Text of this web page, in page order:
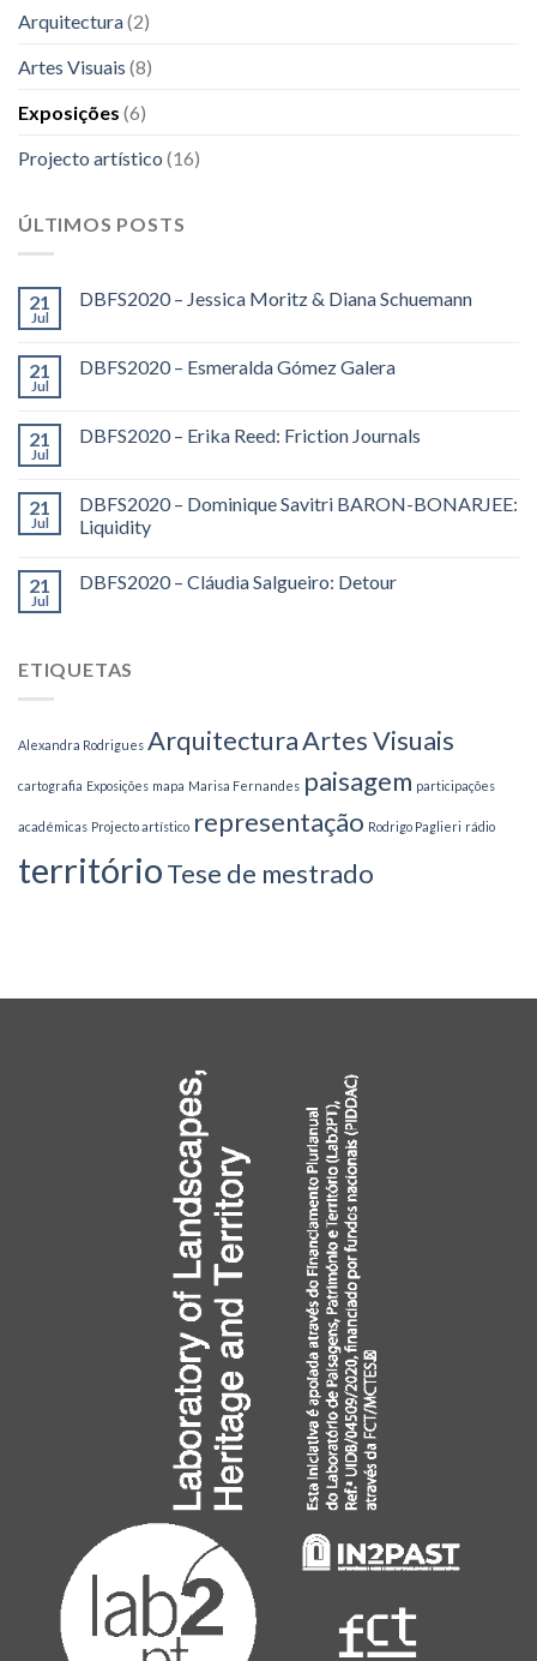
Arquitectura(2)
Artes Visuais (8)
Exposições (6)
Projecto artístico (16)
ÚLTIMOS POSTS
21
Jul
DBFS2020 – Jessica Moritz & Diana Schuemann
21
Jul
DBFS2020 – Esmeralda Gómez Galera
21
Jul
DBFS2020 – Erika Reed: Friction Journals
21
Jul
DBFS2020 – Dominique Savitri BARON-BONARJEE:
Liquidity
21
Jul
DBFS2020 – Cláudia Salgueiro: Detour
ETIQUETAS
Alexandra Rodrigues ArquitecturaArtes Visuais
cartografia Exposições mapa Marisa Fernandes paisagem participações
académicas Projecto artístico representação Rodrigo Paglieri rádio
territórioTese de mestrado